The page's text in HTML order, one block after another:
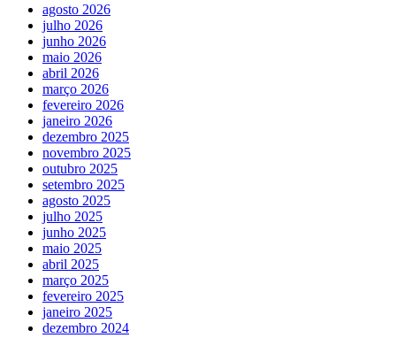
agosto 2026
julho 2026
junho 2026
maio 2026
abril 2026
março 2026
fevereiro 2026
janeiro 2026
dezembro 2025
novembro 2025
outubro 2025
setembro 2025
agosto 2025
julho 2025
junho 2025
maio 2025
abril 2025
março 2025
fevereiro 2025
janeiro 2025
dezembro 2024